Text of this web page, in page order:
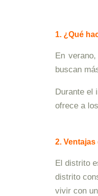
1. ¿Qué
En
buscan
Durante el
ofrece a
2.
El distrito
distrito
vivir con